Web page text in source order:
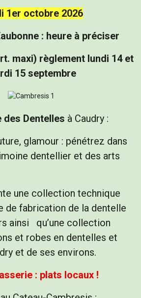
1er octobre 2026
: heure à préciser
maxi) règlement lundi 14 et
15 septembre
des Dentelles à Caudry :
glamour : pénétrez dans
dentellier et des arts
une collection technique
de fabrication de la dentelle
ainsi qu’une collection
et robes en dentelles et
et de ses environs.
: plats locaux !